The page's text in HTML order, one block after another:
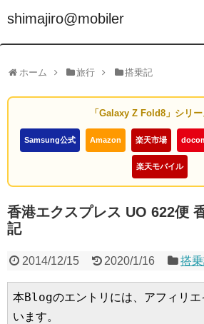
shimajiro@mobiler
ホーム 旅行 搭乗記
「Galaxy Z Fold8」シリ
Samsung公式 Amazon 楽天市場
楽天モバイル
香港エクスプレス UO 622便
記
2014/12/15 2020/1/16 搭
本Blogのエントリには、アフィリエ
います。